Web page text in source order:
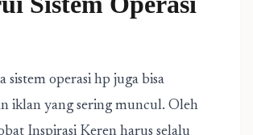
sistem operasi hp juga bisa
iklan yang sering muncul. Oleh
Inspirasi Keren harus selalu